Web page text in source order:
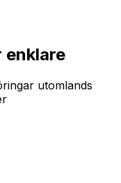
enklare
utomlands